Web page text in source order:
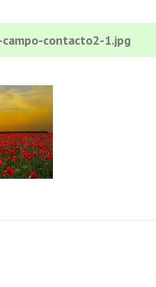
contacto2-1.jpg